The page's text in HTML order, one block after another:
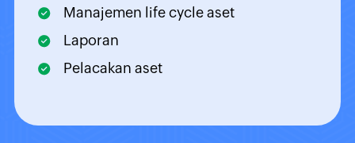
Manajemen life cycle aset
Laporan
Pelacakan aset